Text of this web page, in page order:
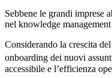
Sebbene le grandi imprese
nel knowledge
Considerando la crescita
onboarding dei nuovi
accessibile e l’efficienza